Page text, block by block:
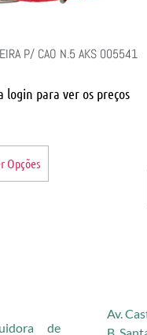
P/ CAO N.5 AKS 005541
login para ver os preços
Opções
de
Av.